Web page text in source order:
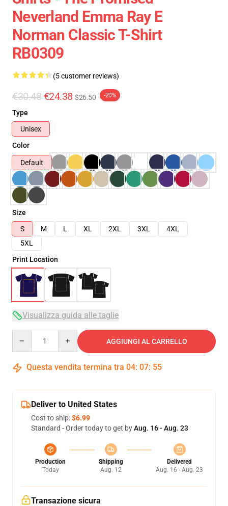
Neverland Emma Ray E
Norman Classic T-Shirt
RB0309
(5 customer reviews)
€30.48 €24.38 $26.50 -20%
Type
Unisex
Color
Default
Size
S
M L XL 2XL 3XL
4XL
5XL
Print Location
Visualizza guida alle taglie
AGGIUNGI AL CARRELLO
Questa vendita termina tra 04: 07: 54
Deliver to United States
Cost to ship:$6.99
Standard - Order today to get byAug. 16 - Aug. 23
Production
Today
Shipping
Aug. 12
Delivered
Aug. 16 - Aug. 23
Transazione sicura